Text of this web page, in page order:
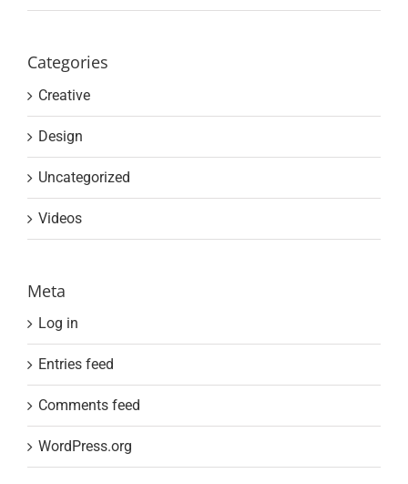
Categories
Creative
Design
Uncategorized
Videos
Meta
Log in
Entries feed
Comments feed
WordPress.org